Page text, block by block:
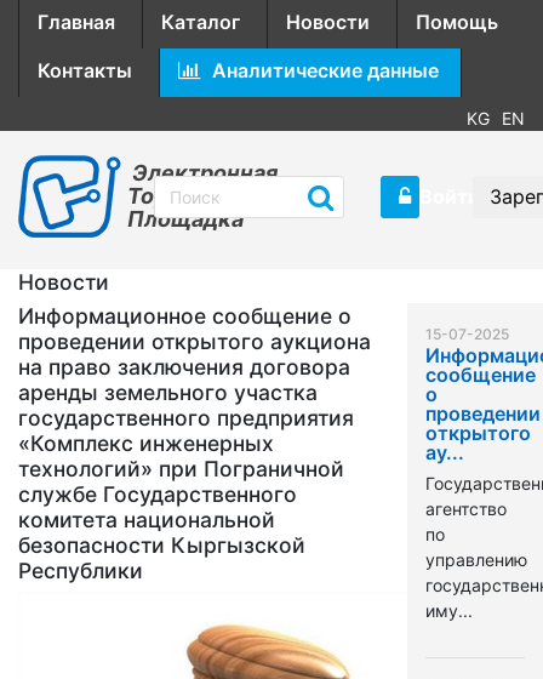
Главная Каталог Новости
Помощь
Контакты
Аналитические данные
KG EN
Электронная
Торговая
Площадка
Новости
Информационное сообщение о
проведении открытого аукциона
на право заключения договора
аренды земельного участка
государственного предприятия
«Комплекс инженерных
технологий» при Пограничной
службе Государственного
комитета национальной
безопасности Кыргызской
Республики
15-07-2025
сообщение
о
проведении
открытого
ау...
агентство
по
управлению
иму...